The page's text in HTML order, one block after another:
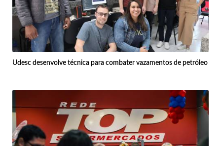
Udesc desenvolve técnica para combater vazamentos de petróleo